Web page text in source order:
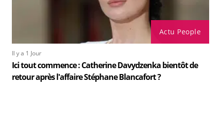
Actu People
Il y a 1 Jour
Ici tout commence : Catherine Davydzenka bientôt de
retour après l'affaire Stéphane Blancafort ?